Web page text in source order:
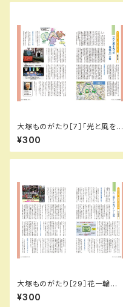
大塚ものがたり［7］「光と風を失
った谷端川」…の巻／城所信英
（とっぴぃ114号）
¥300
大塚ものがたり［29］花一輪から
の街づくり…の巻／城所信英（と
っぴぃ136号）
¥300